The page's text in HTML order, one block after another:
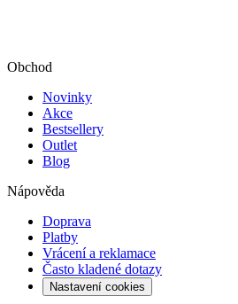
Obchod
Novinky
Akce
Bestsellery
Outlet
Blog
Nápověda
Doprava
Platby
Vrácení a reklamace
Často kladené dotazy
Nastavení cookies